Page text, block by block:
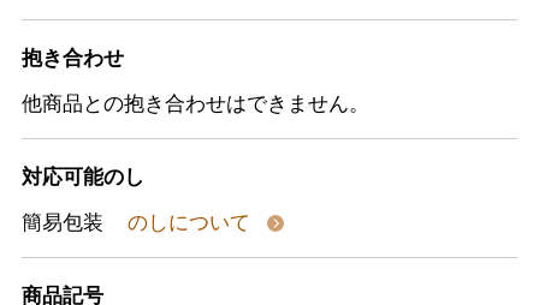
抱き合わせ
他商品との抱き合わせはできません。
対応可能のし
簡易包装
のしについて
商品記号